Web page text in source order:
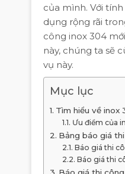
của mình. Với
dụng rộng rãi
công inox 304
này, chúng ta sẽ
vụ này.
Mục lục
Tìm hiểu về inox
Ưu điểm của
Bảng báo giá
Báo giá thi
Báo giá thi